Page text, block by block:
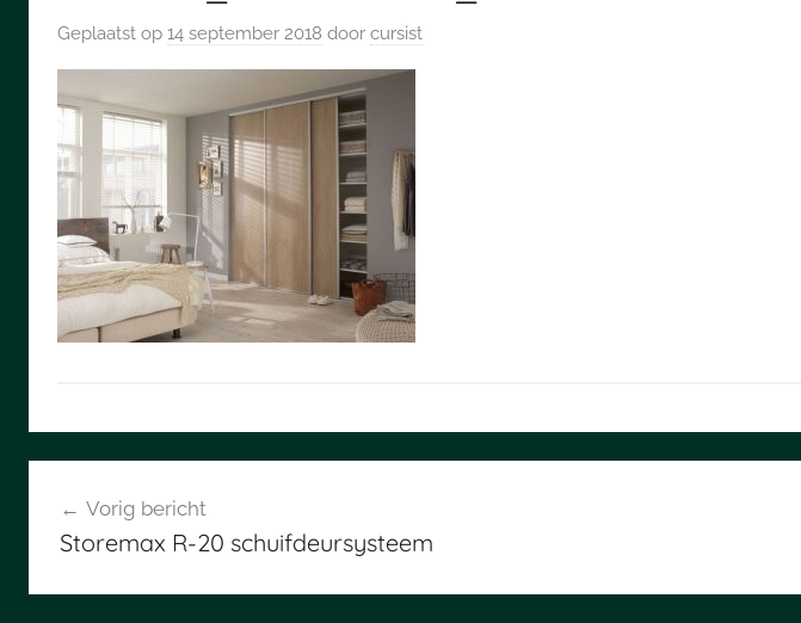
Geplaatst op 14 september 2018 door cursist
navigatie
Vorig bericht
Storemax R-20 schuifdeursysteem